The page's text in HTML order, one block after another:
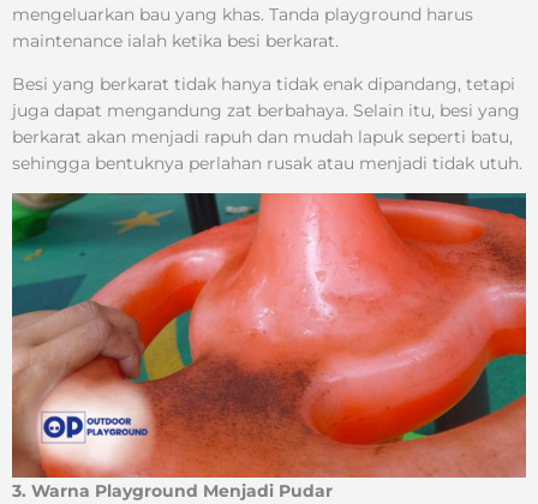
mengeluarkan bau yang khas. Tanda playground harus
maintenance ialah ketika besi berkarat.
Besi yang berkarat tidak hanya tidak enak dipandang, tetapi
juga dapat mengandung zat berbahaya. Selain itu, besi yang
berkarat akan menjadi rapuh dan mudah lapuk seperti batu,
sehingga bentuknya perlahan rusak atau menjadi tidak utuh.
3. Warna Playground Menjadi Pudar